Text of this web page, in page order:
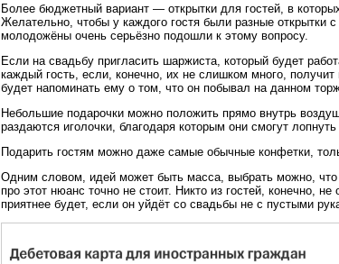
Более бюджетный вариант — открытки для гостей, в
Желательно, чтобы у каждого гостя были разные открытки
молодожёны очень серьёзно подошли к этому вопросу.
Если на свадьбу пригласить шаржиста, который будет
каждый гость, если, конечно, их не слишком много, получит
будет напоминать ему о том, что он побывал на данном
Небольшие подарочки можно положить прямо внутрь
раздаются иголочки, благодаря которым они смогут
Подарить гостям можно даже самые обычные конфетки,
Одним словом, идей может быть масса, выбрать можно, что
про этот нюанс точно не стоит. Никто из гостей, конечно,
приятнее будет, если он уйдёт со свадьбы не с пустыми